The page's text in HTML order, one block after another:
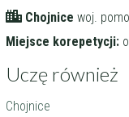
Chojnice woj.
Miejsce korepetycji:
Uczę również
Chojnice